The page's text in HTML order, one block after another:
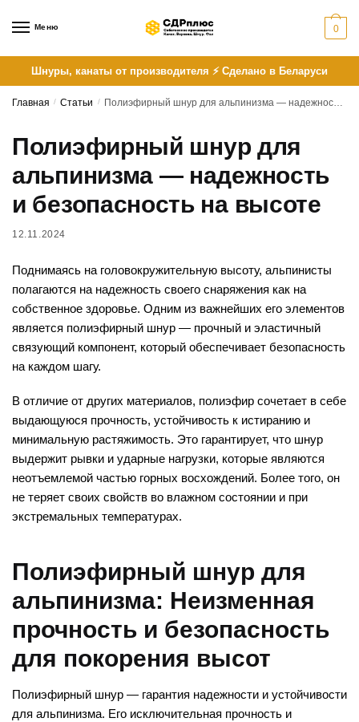
Меню 0
Шнуры, канаты от производителя ⚡ Сделано в Беларуси
Главная / Статьи / Полиэфирный шнур для альпинизма — надежность и безопасность на высоте
Полиэфирный шнур для
альпинизма — надежность
и безопасность на высоте
12.11.2024
Поднимаясь на головокружительную высоту, альпинисты
полагаются на надежность своего снаряжения как на
собственное здоровье. Одним из важнейших его элементов
является полиэфирный шнур — прочный и эластичный
связующий компонент, который обеспечивает безопасность
на каждом шагу.
В отличие от других материалов, полиэфир сочетает в себе
выдающуюся прочность, устойчивость к истиранию и
минимальную растяжимость. Это гарантирует, что шнур
выдержит рывки и ударные нагрузки, которые являются
неотъемлемой частью горных восхождений. Более того, он
не теряет своих свойств во влажном состоянии и при
экстремальных температурах.
Полиэфирный шнур для
альпинизма: Неизменная
прочность и безопасность
для покорения высот
Полиэфирный шнур — гарантия надежности и устойчивости
для альпинизма. Его исключительная прочность и